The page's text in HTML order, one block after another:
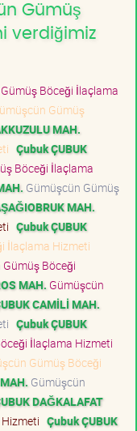
Gümüş
verdiğimiz
Böceği İlaçlama
Gümüş
MAH.
Çubuk ÇUBUK
Böceği İlaçlama
Gümüşcün Gümüş
MAH.
Çubuk ÇUBUK
İlaçlama Hizmeti
Böceği
MAH. Gümüşcün
CAMİLİ MAH.
Çubuk ÇUBUK
İlaçlama Hizmeti
Gümüş Böceği
Gümüşcün
DAĞKALAFAT
Çubuk ÇUBUK